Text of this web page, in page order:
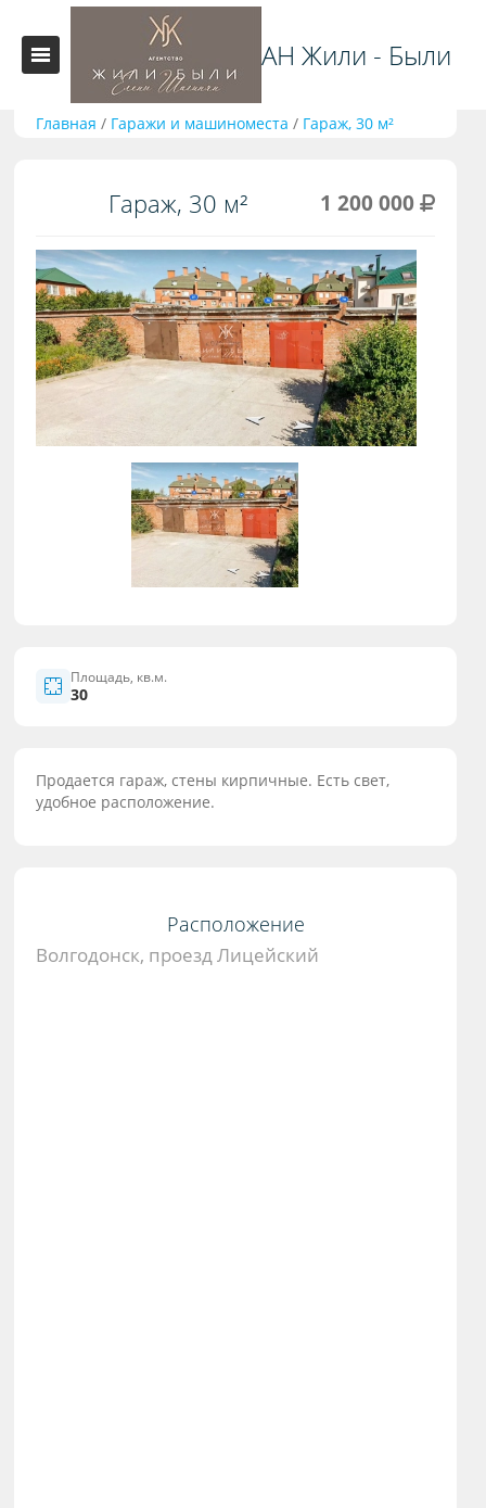
АН Жили - Были
Главная / Гаражи и машиноместа / Гараж, 30 м²
Гараж, 30 м² 1 200 000
Площадь, кв.м.
30
Продается гараж, стены кирпичные. Есть свет,
удобное расположение.
Расположение
Волгодонск, проезд Лицейский